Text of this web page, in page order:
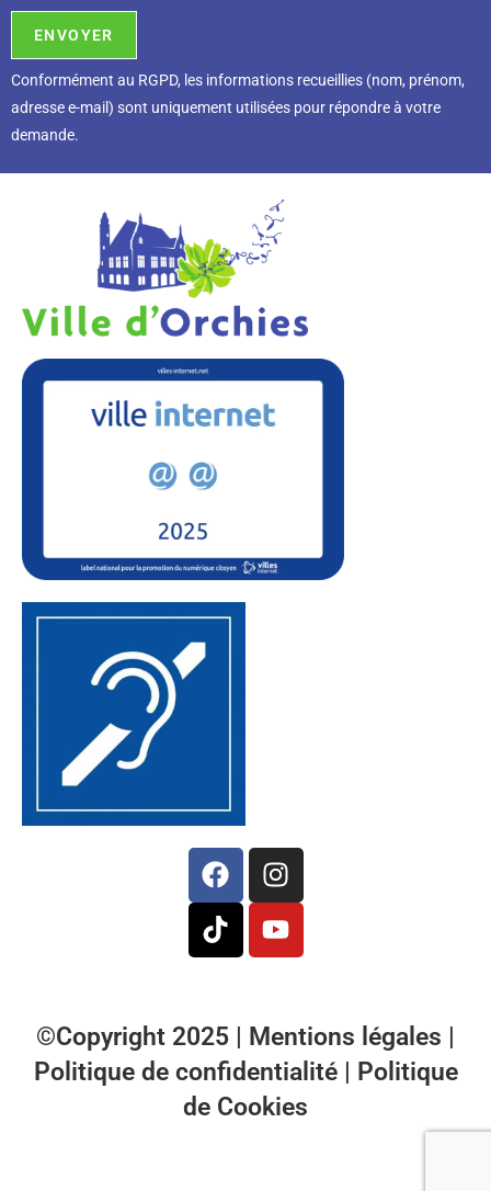
Conformément au RGPD, l es informations recueillies (nom, prénom,
adresse e-mail) sont uniquement utilisées pour répondre à votre
demande.
©Copyright 2025 | Mentions légales |
Politique de confidentialité | Politique
de Cookies